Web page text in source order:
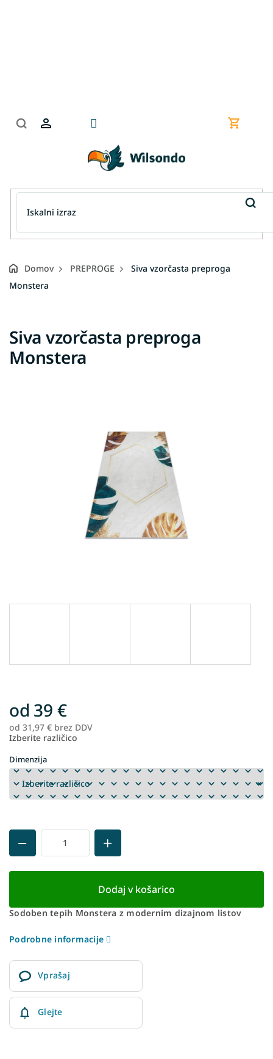
Domov PREPROGE
Siva vzorčasta preproga
Monstera
Siva vzorčasta preproga
Monstera
od 39 €
od 31,97 € brez DDV
Izberite različico
Dimenzija
Dodaj v košarico
Sodoben tepih Monstera z modernim dizajnom listov
Podrobne informacije
Vprašaj
Glejte